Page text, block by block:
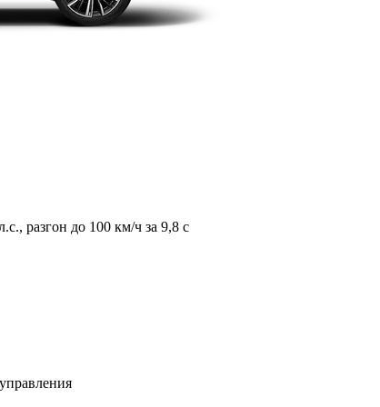
разгон до 100 км/ч за 9,8 с